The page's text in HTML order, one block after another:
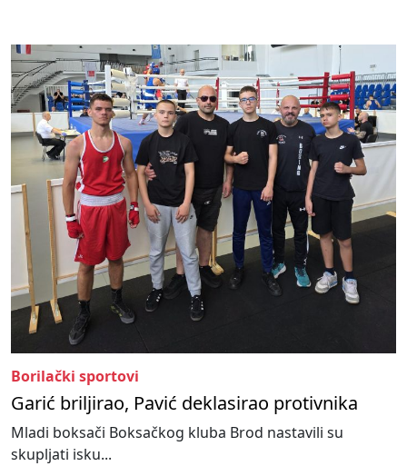
Borilački sportovi
Garić briljirao, Pavić deklasirao protivnika
Mladi boksači Boksačkog kluba Brod nastavili su
skupljati isku...